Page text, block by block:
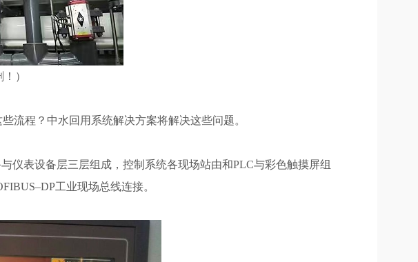
）
流程？中水回用系统解决方案将解决这些问题。
仪表设备层三层组成，控制系统各现场站由和PLC与彩色触摸屏组
工业现场总线连接。